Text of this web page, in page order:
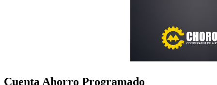
Cuenta Ahorro Programado